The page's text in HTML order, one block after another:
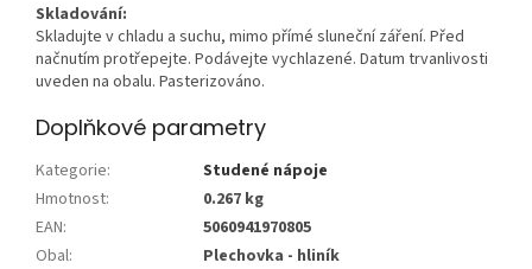
Skladování:
Skladujte v chladu a suchu, mimo přímé sluneční záření. Před
načnutím protřepejte. Podávejte vychlazené. Datum trvanlivosti
uveden na obalu. Pasterizováno.
Doplňkové parametry
Kategorie:
Studené nápoje
Hmotnost:
0.267 kg
EAN:
5060941970805
Obal:
Plechovka - hliník